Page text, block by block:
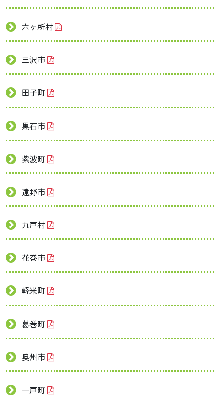
六ヶ所村
三沢市
田子町
黒石市
紫波町
遠野市
九戸村
花巻市
軽米町
葛巻町
奥州市
一戸町